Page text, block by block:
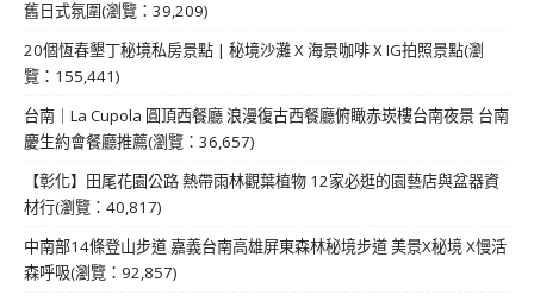
舊日式氛圍(瀏覽：39,209)
20個恆春墾丁秘境私房景點 | 秘境沙灘 X 海景咖啡 X IG拍照景點(瀏
覽：155,441)
台南｜La Cupola 圓頂西餐廳 浪漫復古西餐廳俯瞰赤崁樓台南夜景 台南
慶生約會餐廳推薦(瀏覽：36,657)
【彰化】田尾花園公路 熱帶雨林觀葉植物 12家必逛的園藝店與盆器資
材行(瀏覽：40,817)
中南部14條登山步道 嘉義台南高雄屏東森林秘境步道 美景X秘境 X慢活
森呼吸(瀏覽：92,857)